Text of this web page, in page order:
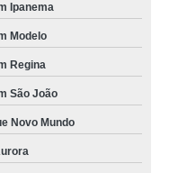
Ipanema
Modelo
Regina
São João
Novo Mundo